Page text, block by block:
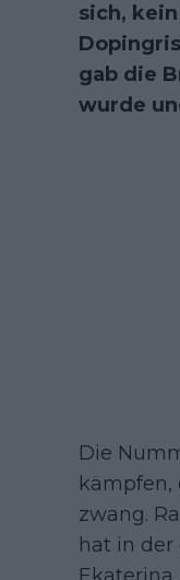
sich,
gab die
wurde
Die
kämpfen,
zwang.
hat in